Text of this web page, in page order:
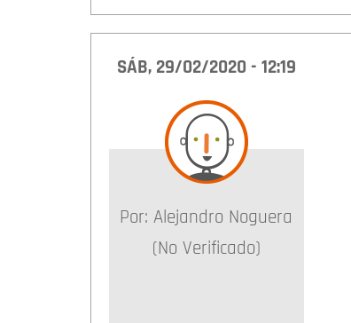
SÁB, 29/02/2020 - 12:19
Por:Alejandro Noguera
(no Verificado)